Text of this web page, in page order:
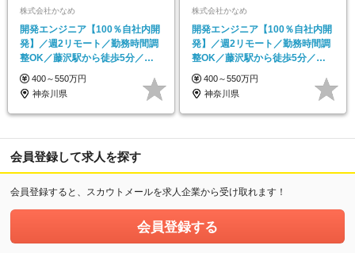
株式会社かなめ
開発エンジニア【100％自社内開
発】／週2リモート／勤務時間調
整OK／藤沢駅から徒歩5分／自
社サービスあり
400～550万円
神奈川県
株式会社かなめ
開発エンジニア【100％自社内開
発】／週2リモート／勤務時間調
整OK／藤沢駅から徒歩5分／マ
ネジメントなし
400～550万円
神奈川県
会員登録して求人を探す
会員登録すると、スカウトメールを求人企業から受け取れます！
会員登録する